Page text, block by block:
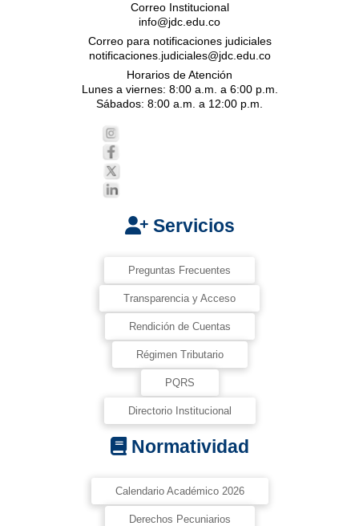
Correo Institucional
info@jdc.edu.co
Correo para notificaciones judiciales
notificaciones.judiciales@jdc.edu.co
Horarios de Atención
Lunes a viernes: 8:00 a.m. a 6:00 p.m.
Sábados: 8:00 a.m. a 12:00 p.m.
Servicios
Preguntas Frecuentes
Transparencia y Acceso
Rendición de Cuentas
Régimen Tributario
PQRS
Directorio Institucional
Normatividad
Calendario Académico 2026
Derechos Pecuniarios